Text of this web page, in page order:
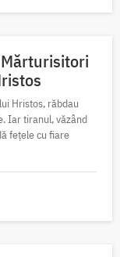
Hristos, răbdau
Iar tiranul, văzând
fețele cu fiare